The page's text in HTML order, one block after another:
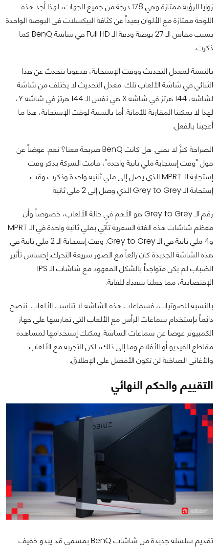
زوايا الرؤية ممتازة وهي 178 درجة من جميع الجهات، لهذا أجد هذه
اللوحة ممتازة مع الألوان بعيداً عن كثافة البيكسلات في البوصة الواحدة
بسبب مقاس الـ 27 بوصة ودقة الـ Full HD في شاشة BenQ كما
ذكرت.
بالنسبة لمعدل التحديث ووقت الإستجابة، فدعونا نتحدث عن هذا
الثنائي في شاشة الألعاب تلك. معدل التحديث لا يختلف من شاشة
لشاشة، 144 هرتز في شاشة X هي نفس الـ 144 هرتز في شاشة Y،
لهذا لا يمكننا المقارنة للأمانة. أما بالنسبة لوقت الإستجابة، هذا ما
أعجبنا بالفعل.
الصراحة كنزٌ لا يفنى. هل كانت BenQ صريحة معنا؟ نعم. عوضاً عن
قول "وقت إستجابة ملي ثانية واحدة"، قامت الشركة بذكر وقت
إستجابة الـ MPRT الذي يصل إلى ملي ثانية واحدة وذكرت وقت
إستجابة الـ Grey to Grey الذي وصل إلى 2 ملي ثانية.
رقم الـ Grey to Grey هو الأهم في حالة الألعاب، خصوصاً وأن
معظم شاشات هذه الفئة السعرية تأتي بملي ثانية واحدة في الـ MPRT
و4 ملي ثانية في الـ Grey to Grey. وقت إستجابة الـ 2 ملي ثانية في
هذه الشاشة الجديدة كان رائعاً مع الصور سريعة التحرك. إحساس تأثير
الضباب لم يكن متواجداً بالشكل المعهود مع شاشات الـ IPS
الإقتصادية، مما جعلنا سعداء للغاية.
بالنسبة للصوتيات، فسماعات هذه الشاشة لا تناسب الألعاب. ننصح
دائماً بإستخدام سماعات الرأس مع الألعاب التي تمارسها على جهاز
الكمبيوتر عوضاً عن سماعات الشاشة. يمكنك إستخدامها لمشاهدة
مقاطع الفيديو أو الأفلام وما إلى ذلك، لكن التجربة مع الألعاب
والأغاني الصاخبة لن تكون الأفضل على الإطلاق.
التقييم والحكم النهائي
تقديم سلسلة جديدة من شاشات BenQ بمسمى قد يبدو خفيف